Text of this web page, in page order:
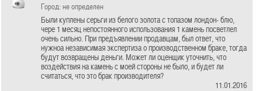
Город: не определен
Были куплены серьги из белого золота с топазом лондон- блю,
чере 1 месяц непостоянного использования 1 камень посветлел
очень сильно. При предъявлении продавцам, был ответ, что
нужноа независимая экспертиза о производственном браке, тогда
будут возвращены деньги. Может ли оценщик уточнить, что
воздействия на камень с моей стороны не было, и будет ли
считаться, что это брак производителя?
11.01.2016